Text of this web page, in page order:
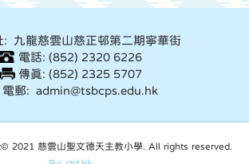
: 九龍慈雲山慈正邨第二期寧華街
電話: (852) 2320 6226
傳真: (852) 2325 5707
電郵: admin@tsbcps.edu.hk
2021 慈雲山聖文德天主教小學. All rights reserved.